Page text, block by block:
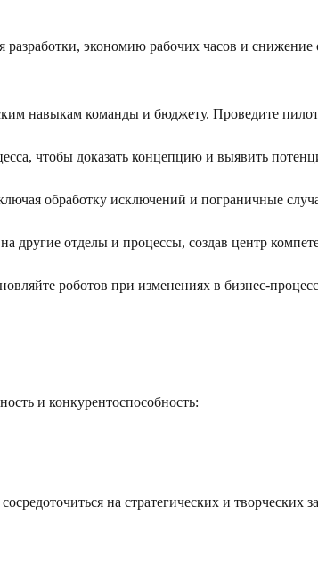
разработки, экономию рабочих часов и
навыкам команды и бюджету. Проведите
чтобы доказать концепцию и выявить
обработку исключений и пограничные
другие отделы и процессы, создав центр
роботов при изменениях в бизнес-
и конкурентоспособность:
на стратегических и творческих